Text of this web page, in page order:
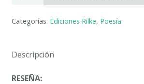
LAS
(OHMENAGERIES).
CARLOS
ENRIQUE
Categorías: Ediciones Rilke, Poesía
Descripción
RESEÑA: